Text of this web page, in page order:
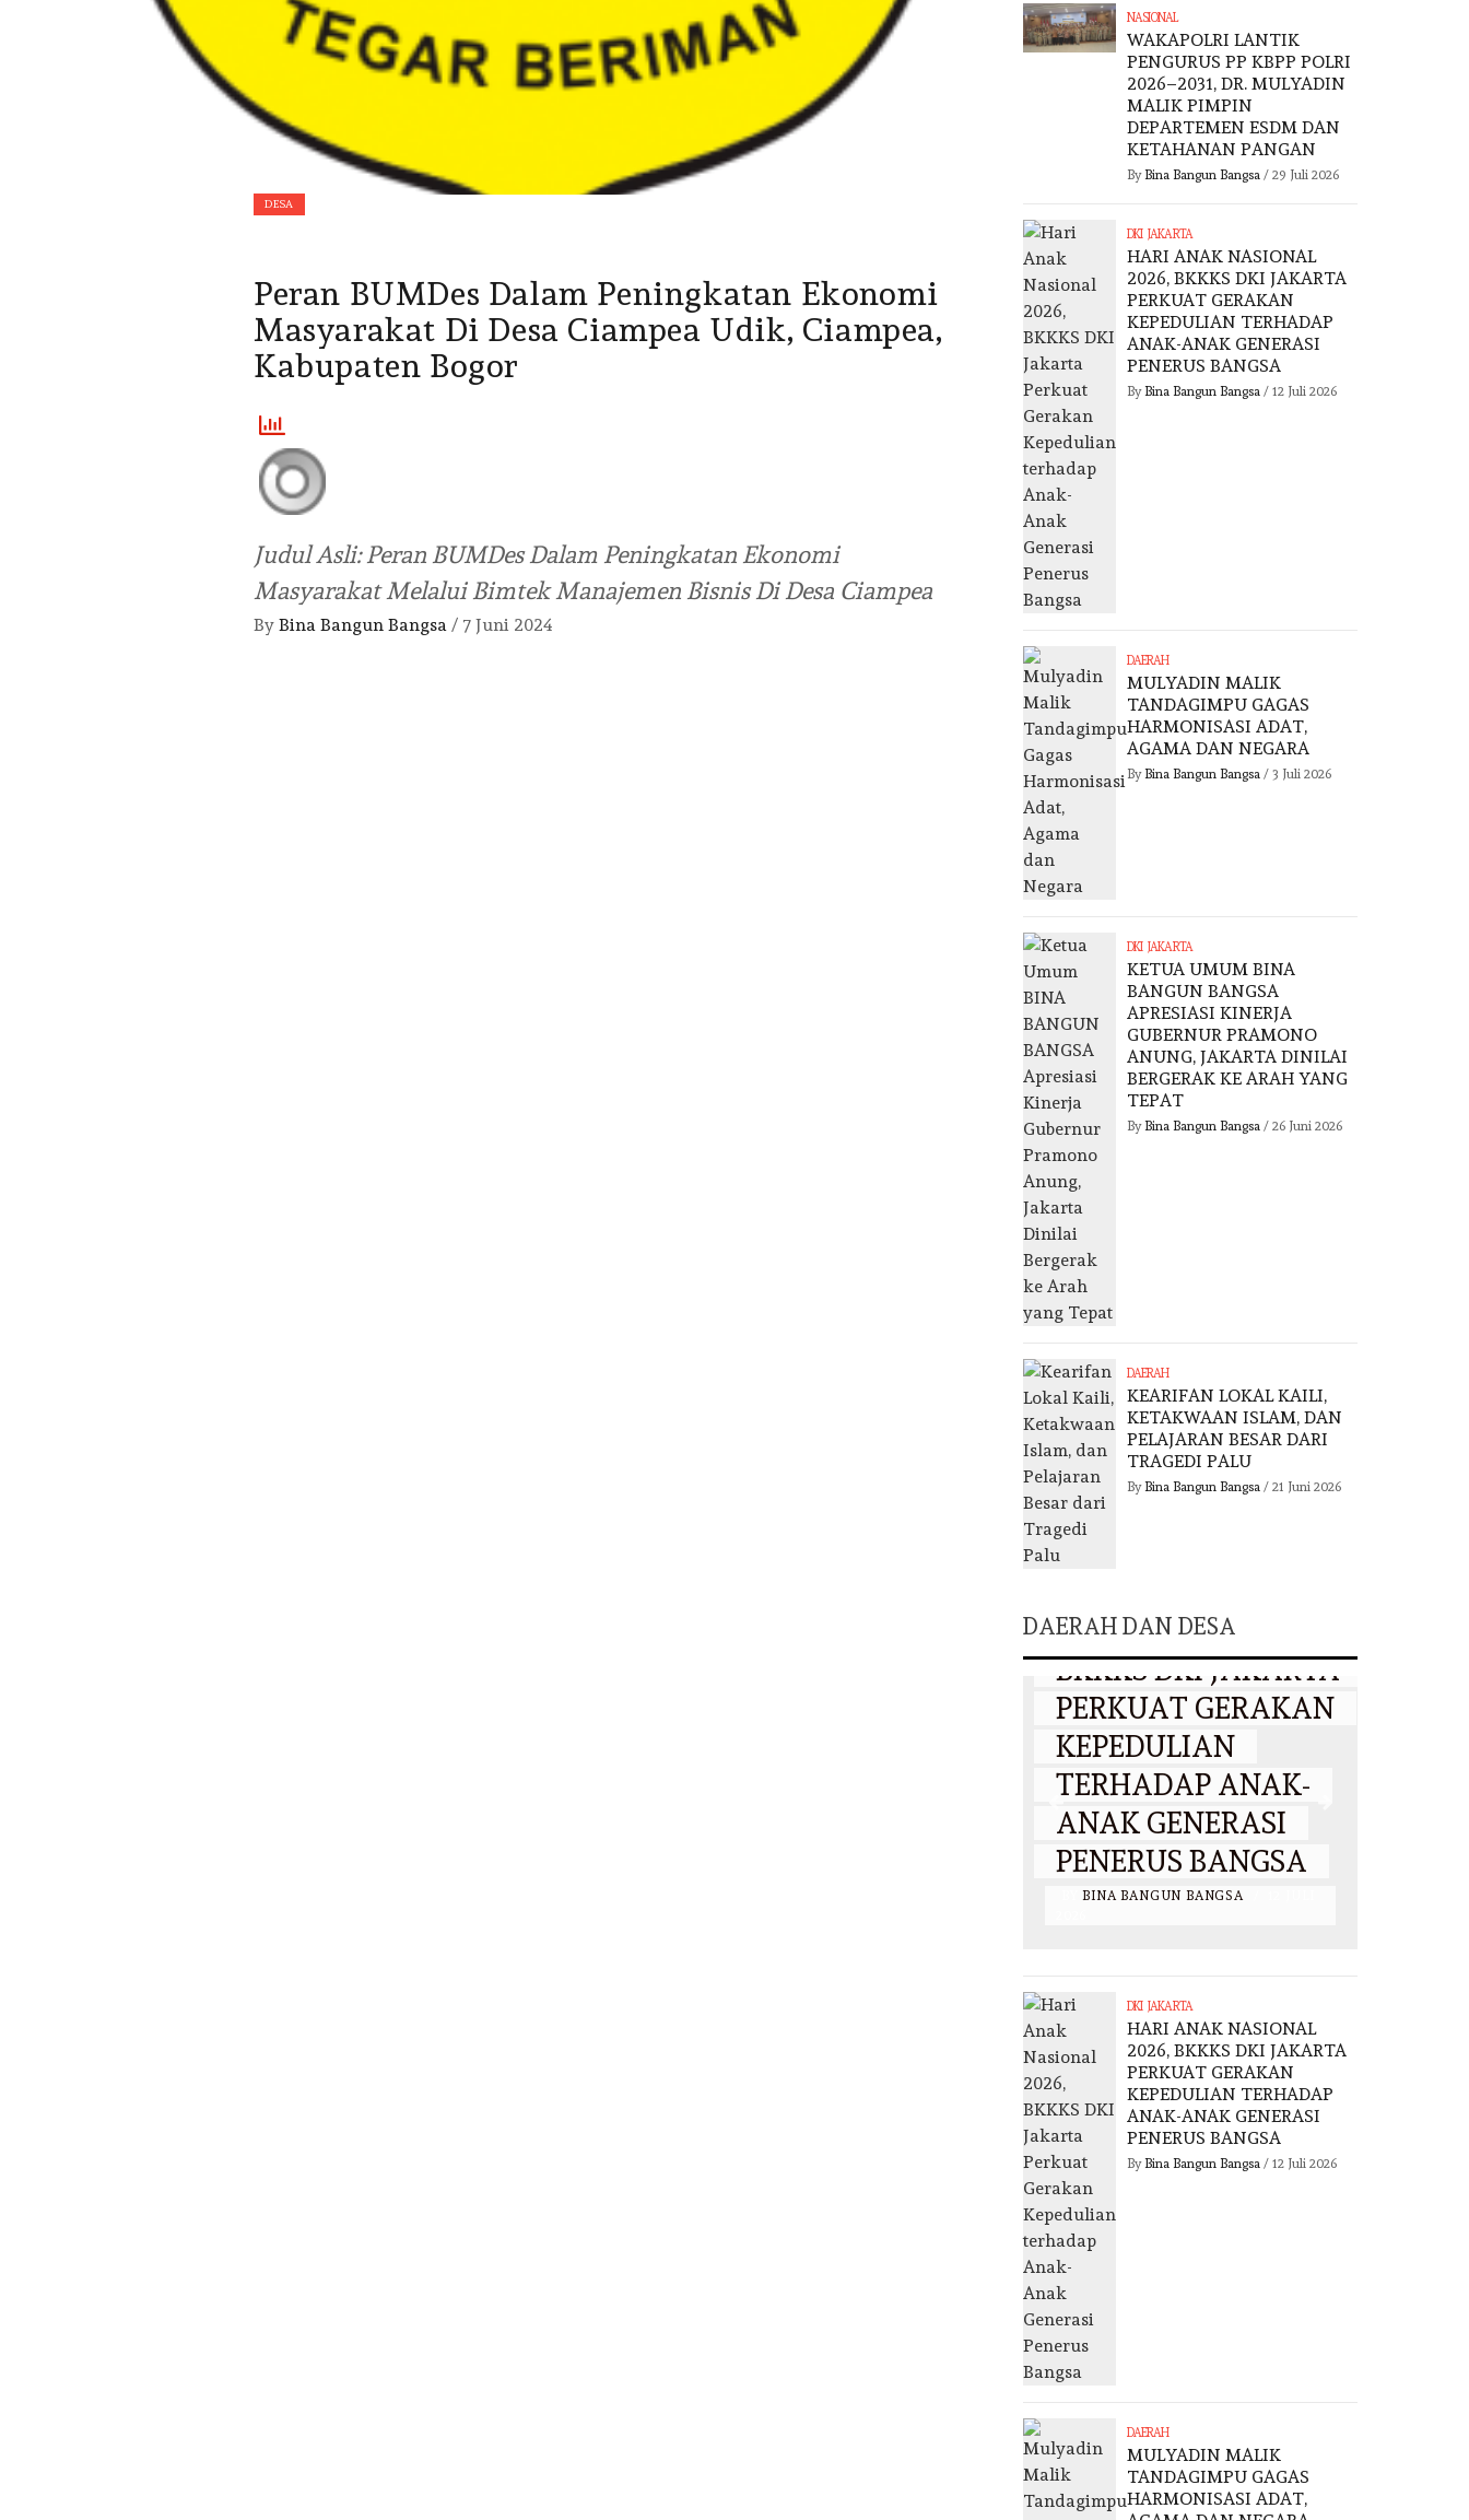
DESA
Peran BUMDes Dalam Peningkatan Ekonomi
Masyarakat Di Desa Ciampea Udik, Ciampea,
Kabupaten Bogor
Judul Asli: Peran BUMDes Dalam Peningkatan Ekonomi
Masyarakat Melalui Bimtek Manajemen Bisnis Di Desa Ciampea
By Bina Bangun Bangsa / 7 Juni 2024
NASIONAL
WAKAPOLRI LANTIK
PENGURUS PP KBPP POLRI
2026–2031, DR. MULYADIN
MALIK PIMPIN
DEPARTEMEN ESDM DAN
KETAHANAN PANGAN
By Bina Bangun Bangsa / 29 Juli 2026
DKI JAKARTA
HARI ANAK NASIONAL
2026, BKKKS DKI JAKARTA
PERKUAT GERAKAN
KEPEDULIAN TERHADAP
ANAK-ANAK GENERASI
PENERUS BANGSA
By Bina Bangun Bangsa / 12 Juli 2026
DAERAH
MULYADIN MALIK
TANDAGIMPU GAGAS
HARMONISASI ADAT,
AGAMA DAN NEGARA
By Bina Bangun Bangsa / 3 Juli 2026
DKI JAKARTA
KETUA UMUM BINA
BANGUN BANGSA
APRESIASI KINERJA
GUBERNUR PRAMONO
ANUNG, JAKARTA DINILAI
BERGERAK KE ARAH YANG
TEPAT
By Bina Bangun Bangsa / 26 Juni 2026
DAERAH
KEARIFAN LOKAL KAILI,
KETAKWAAN ISLAM, DAN
PELAJARAN BESAR DARI
TRAGEDI PALU
By Bina Bangun Bangsa / 21 Juni 2026
DAERAH DAN DESA
DKI JAKARTA
NASIONAL 2026,
BKKKS DKI JAKARTA
PERKUAT GERAKAN
KEPEDULIAN
TERHADAP ANAK-
ANAK GENERASI
PENERUS BANGSA
BINA BANGUN BANGSA
DKI JAKARTA
HARI ANAK NASIONAL
2026, BKKKS DKI JAKARTA
PERKUAT GERAKAN
KEPEDULIAN TERHADAP
ANAK-ANAK GENERASI
PENERUS BANGSA
By Bina Bangun Bangsa / 12 Juli 2026
DAERAH
MULYADIN MALIK
TANDAGIMPU GAGAS
HARMONISASI ADAT,